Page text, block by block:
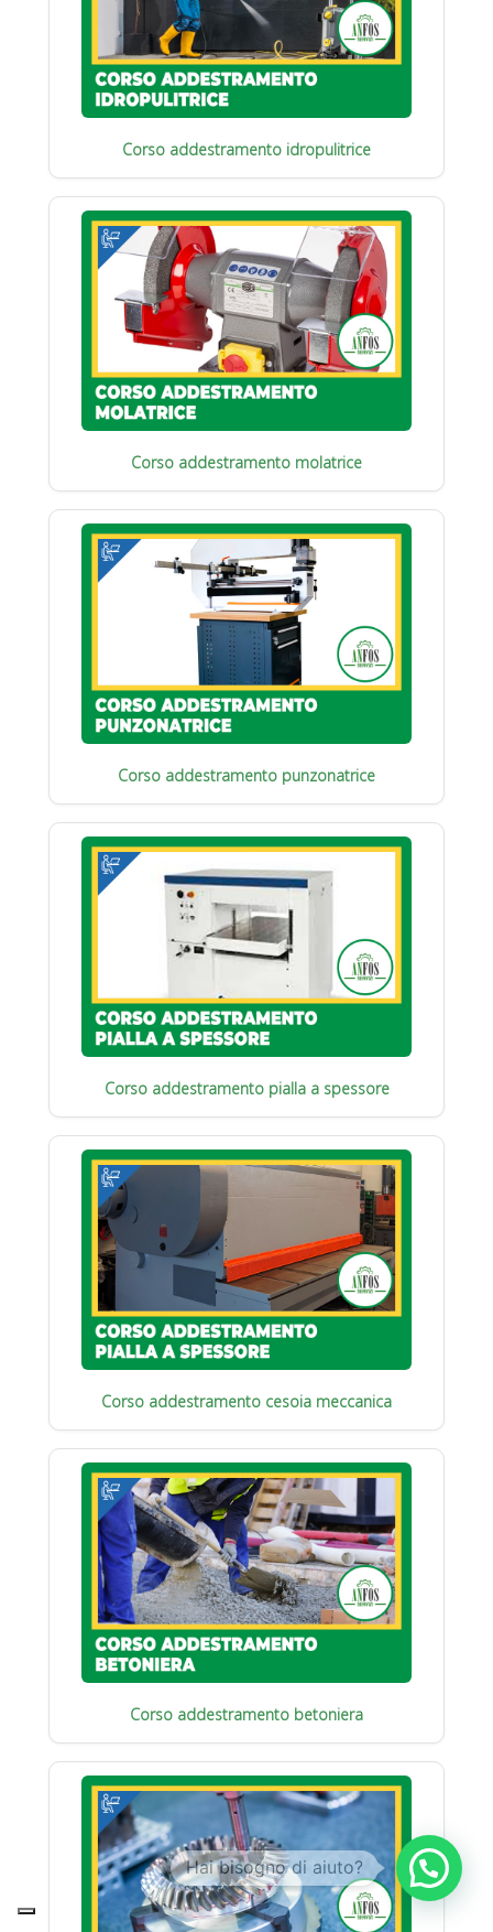
Corso addestramento idropulitrice
Corso addestramento molatrice
Corso addestramento punzonatrice
Corso addestramento pialla a spessore
Corso addestramento cesoia meccanica
Corso addestramento betoniera